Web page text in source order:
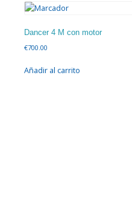
Dancer 4 M con motor
€700.00
Añadir al carrito